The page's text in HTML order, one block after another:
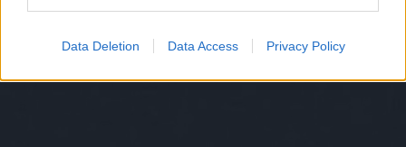
Data Deletion Data Access Privacy Policy